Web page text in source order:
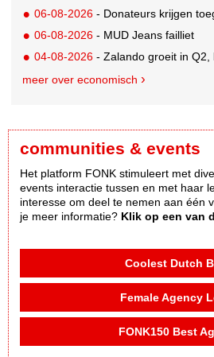
06-08-2026 - Donateurs krijgen toegang tot
06-08-2026 - MUD Jeans failliet
04-08-2026 - Zalando groeit in Q2, breidt B2B
meer over economisch
communities & events
Het platform FONK stimuleert met
events interactie tussen en met haar
interesse om deel te nemen aan één
je meer informatie? Klik op een van
Coolest Dutch
Female Agency
FONK150 Best